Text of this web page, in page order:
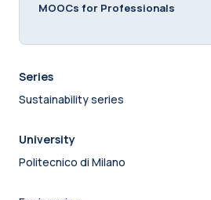
MOOCs for Professionals
Series
Sustainability series
University
Politecnico di Milano